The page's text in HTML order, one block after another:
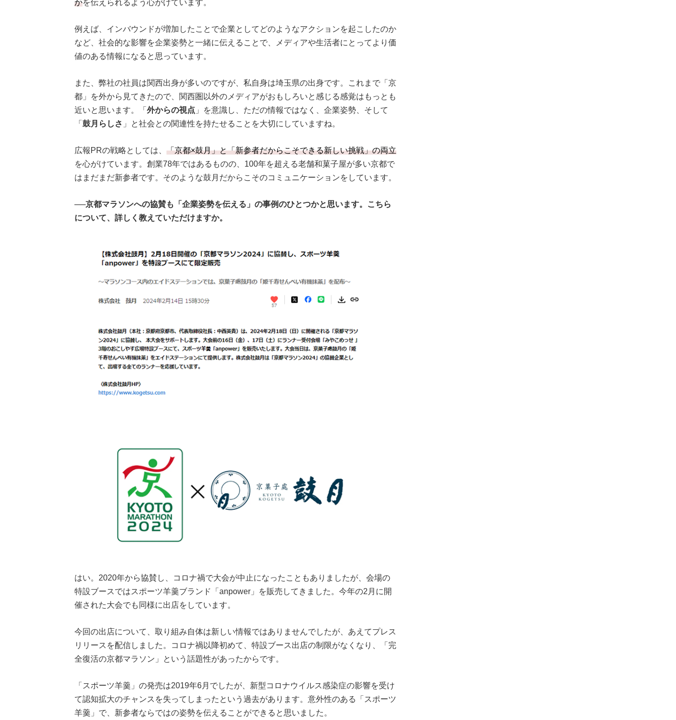
かを伝えられるよう心がけています。
例えば、インバウンドが増加したことで企業としてどのようなアクションを起こしたのか
など、社会的な影響を企業姿勢と一緒に伝えることで、メディアや生活者にとってより価
値のある情報になると思っています。
また、弊社の社員は関西出身が多いのですが、私自身は埼玉県の出身です。これまで「京
都」を外から見てきたので、関西圏以外のメディアがおもしろいと感じる感覚はもっとも
近いと思います。「 外からの視点 」を意識し、ただの情報ではなく、企業姿勢、そして
「 鼓月らしさ 」と社会との関連性を持たせることを大切にしていますね。
広報PRの戦略としては、 「京都×鼓月」と「新参者だからこそできる新しい挑戦」の両立
を心がけています。創業78年ではあるものの、100年を超える老舗和菓子屋が多い京都で
はまだまだ新参者です。そのような鼓月だからこそのコミュニケーションをしています。
──京都マラソンへの協賛も「企業姿勢を伝える」の事例のひとつかと思います。こちら
について、詳しく教えていただけますか。
はい。2020年から協賛し、コロナ禍で大会が中止になったこともありましたが、会場の
特設ブースではスポーツ羊羹ブランド「anpower」を販売してきました。今年の2月に開
催された大会でも同様に出店をしています。
今回の出店について、取り組み自体は新しい情報ではありませんでしたが、あえてプレス
リリースを配信しました。コロナ禍以降初めて、特設ブース出店の制限がなくなり、「完
全復活の京都マラソン」という話題性があったからです。
「スポーツ羊羹」の発売は2019年6月でしたが、新型コロナウイルス感染症の影響を受け
て認知拡大のチャンスを失ってしまったという過去があります。意外性のある「スポーツ
羊羹」で、新参者ならではの姿勢を伝えることができると思いました。